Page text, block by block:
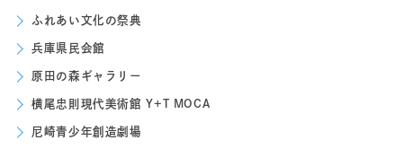
ふれあい文化の祭典
兵庫県民会館
原田の森ギャラリー
横尾忠則現代美術館 Y+T MOCA
尼崎青少年創造劇場